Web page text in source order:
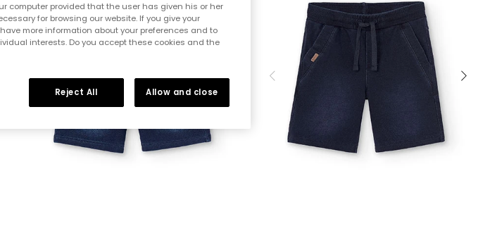
computer provided that the user has given his or her
for browsing our website. If you give your
more information about your preferences and to
interests. Do you accept these cookies and the
Reject All Allow and close